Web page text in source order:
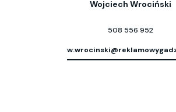
Wojciech Wrociński
508 556 952